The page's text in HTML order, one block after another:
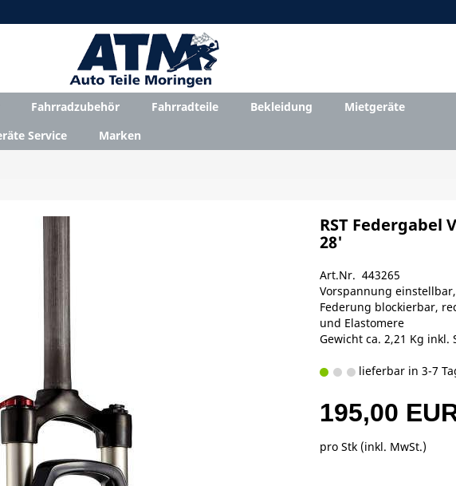
Fahrradzubehör Fahrradteile Bekleidung
Mietgeräte
Service
Marken
RST Federgabel
28'
Art.Nr. 443265
Vorspannung
Federung blockierbar,
und Elastomere
Gewicht ca. 2,21 Kg inkl.
lieferbar in 3-7
195,00
pro Stk (inkl. MwSt.)